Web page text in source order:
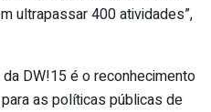
ultrapassar 400 atividades”,
DW!15 é o reconhecimento
as políticas públicas de